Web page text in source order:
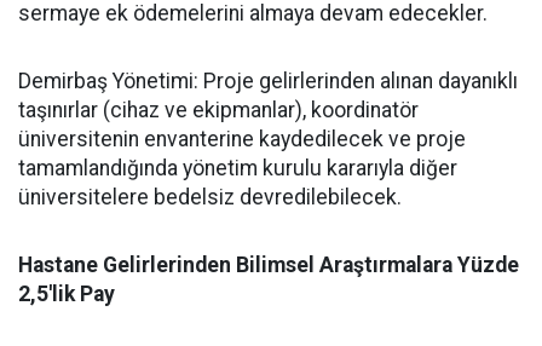
sermaye ek ödemelerini almaya devam edecekler.
​Demirbaş Yönetimi: Proje gelirlerinden alınan dayanıklı
taşınırlar (cihaz ve ekipmanlar), koordinatör
üniversitenin envanterine kaydedilecek ve proje
tamamlandığında yönetim kurulu kararıyla diğer
üniversitelere bedelsiz devredilebilecek.
​Hastane Gelirlerinden Bilimsel Araştırmalara Yüzde
2,5'lik Pay